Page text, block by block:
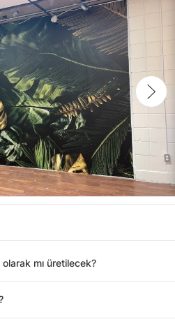
mı üretilecek?